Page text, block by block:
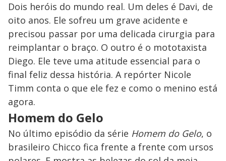
Dois heróis do mundo real. Um deles é Davi, de
oito anos. Ele sofreu um grave acidente e
precisou passar por uma delicada cirurgia para
reimplantar o braço. O outro é o mototaxista
Diego. Ele teve uma atitude essencial para o
final feliz dessa história. A repórter Nicole
Timm conta o que ele fez e como o menino está
agora.
Homem do Gelo
No último episódio da série Homem do Gelo, o
brasileiro Chicco fica frente a frente com ursos